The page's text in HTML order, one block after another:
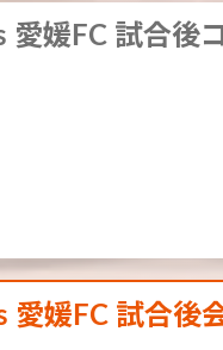
愛媛FC 試合後
愛媛FC 試合後